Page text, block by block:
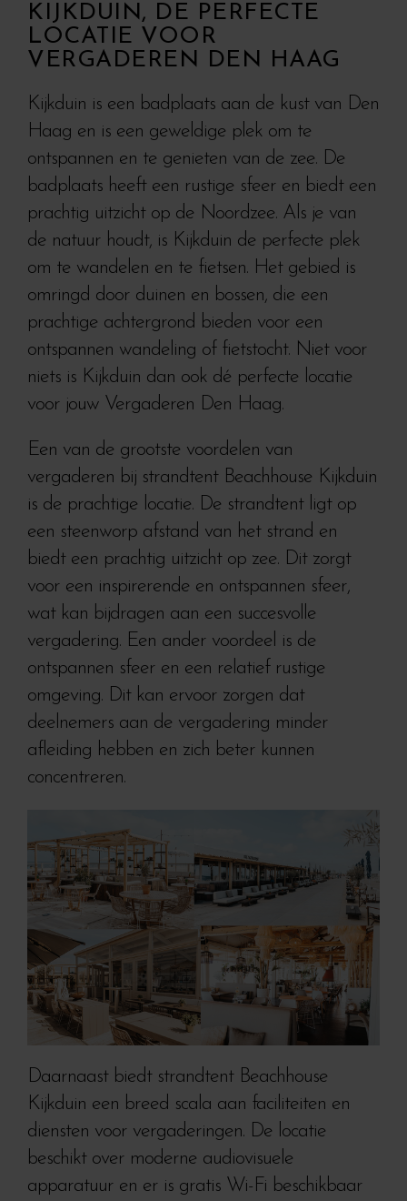
KIJKDUIN, DE PERFECTE
LOCATIE VOOR
VERGADEREN DEN HAAG
Kijkduin is een badplaats aan de kust van Den
Haag en is een geweldige plek om te
ontspannen en te genieten van de zee. De
badplaats heeft een rustige sfeer en biedt een
prachtig uitzicht op de Noordzee. Als je van
de natuur houdt, is Kijkduin de perfecte plek
om te wandelen en te fietsen. Het gebied is
omringd door duinen en bossen, die een
prachtige achtergrond bieden voor een
ontspannen wandeling of fietstocht. Niet voor
niets is Kijkduin dan ook dé perfecte locatie
voor jouw Vergaderen Den Haag.
Een van de grootste voordelen van
vergaderen bij strandtent Beachhouse Kijkduin
is de prachtige locatie. De strandtent ligt op
een steenworp afstand van het strand en
biedt een prachtig uitzicht op zee. Dit zorgt
voor een inspirerende en ontspannen sfeer,
wat kan bijdragen aan een succesvolle
vergadering. Een ander voordeel is de
ontspannen sfeer en een relatief rustige
omgeving. Dit kan ervoor zorgen dat
deelnemers aan de vergadering minder
afleiding hebben en zich beter kunnen
concentreren.
Daarnaast biedt strandtent Beachhouse
Kijkduin een breed scala aan faciliteiten en
diensten voor vergaderingen. De locatie
beschikt over moderne audiovisuele
apparatuur en er is gratis Wi-Fi beschikbaar